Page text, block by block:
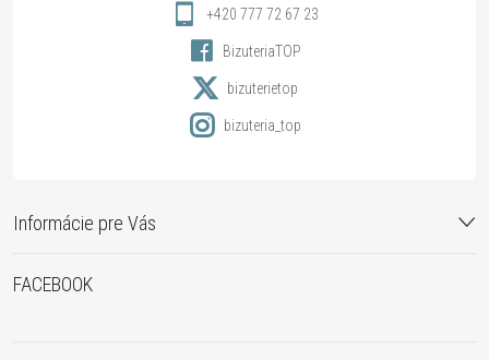
Informácie pre Vás
+420 777 72 67 23
BizuteriaTOP
bizuterietop
bizuteria_top
FACEBOOK